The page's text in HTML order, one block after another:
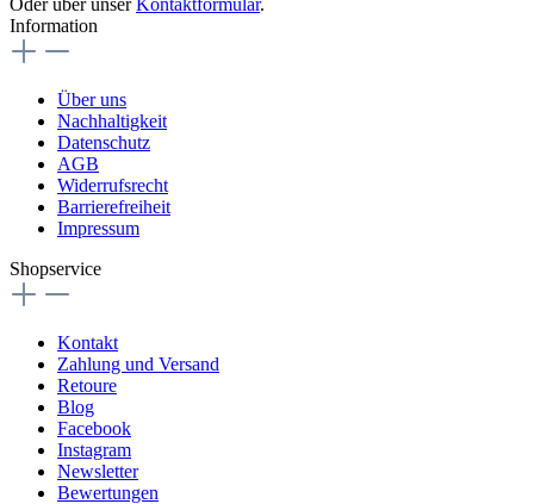
Information
Über uns
Nachhaltigkeit
Datenschutz
AGB
Widerrufsrecht
Barrierefreiheit
Impressum
Shopservice
Kontakt
Zahlung und Versand
Retoure
Blog
Facebook
Instagram
Newsletter
Bewertungen